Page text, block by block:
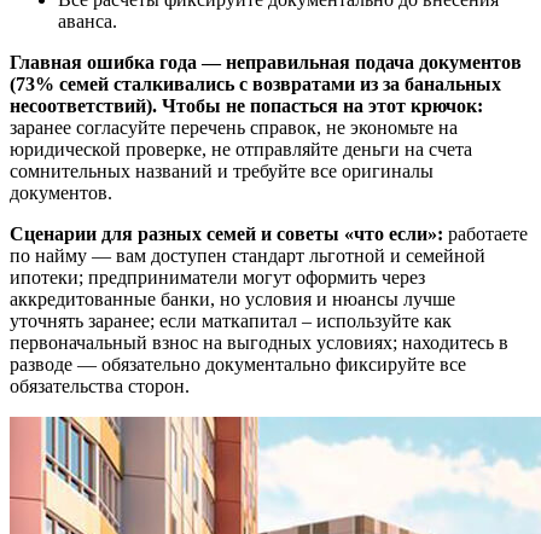
аванса.
Главная ошибка года — неправильная подача документов
(73% семей сталкивались с возвратами из за банальных
несоответствий). Чтобы не попасться на этот крючок:
заранее согласуйте перечень справок, не экономьте на
юридической проверке, не отправляйте деньги на счета
сомнительных названий и требуйте все оригиналы
документов.
Сценарии для разных семей и советы «что если»: работаете
по найму — вам доступен стандарт льготной и семейной
ипотеки; предприниматели могут оформить через
аккредитованные банки, но условия и нюансы лучше
уточнять заранее; если маткапитал – используйте как
первоначальный взнос на выгодных условиях; находитесь в
разводе — обязательно документально фиксируйте все
обязательства сторон.